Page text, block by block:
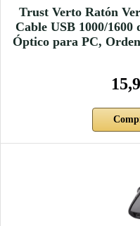
Trust Verto Ratón
Cable USB 1000/
Óptico para PC,